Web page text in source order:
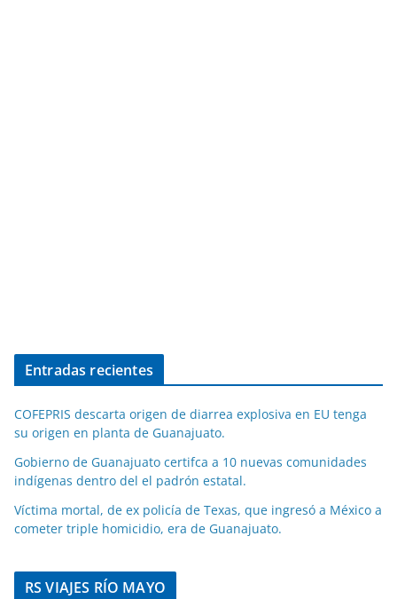
Entradas recientes
COFEPRIS descarta origen de diarrea explosiva en EU tenga
su origen en planta de Guanajuato.
Gobierno de Guanajuato certifca a 10 nuevas comunidades
indígenas dentro del el padrón estatal.
Víctima mortal, de ex policía de Texas, que ingresó a México a
cometer triple homicidio, era de Guanajuato.
RS VIAJES RÍO MAYO